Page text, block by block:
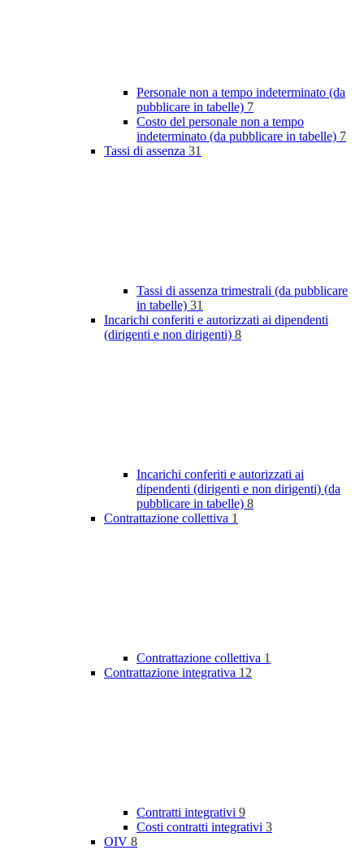
Personale non a tempo indeterminato (da
pubblicare in tabelle) 7
Costo del personale non a tempo
indeterminato (da pubblicare in tabelle) 7
Tassi di assenza 31
Tassi di assenza trimestrali (da pubblicare
in tabelle) 31
Incarichi conferiti e autorizzati ai dipendenti
(dirigenti e non dirigenti) 8
Incarichi conferiti e autorizzati ai
dipendenti (dirigenti e non dirigenti) (da
pubblicare in tabelle) 8
Contrattazione collettiva 1
Contrattazione collettiva 1
Contrattazione integrativa 12
Contratti integrativi 9
Costi contratti integrativi 3
OIV 8